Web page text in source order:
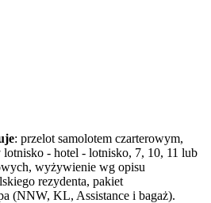
: przelot samolotem czarterowym,
lotnisko - hotel - lotnisko, 7, 10, 11 lub
wyżywienie wg opisu
rezydenta, pakiet
(NNW, KL, Assistance i bagaż).